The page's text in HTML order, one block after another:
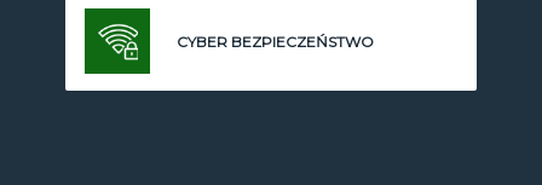
CYBER BEZPIECZEŃSTWO